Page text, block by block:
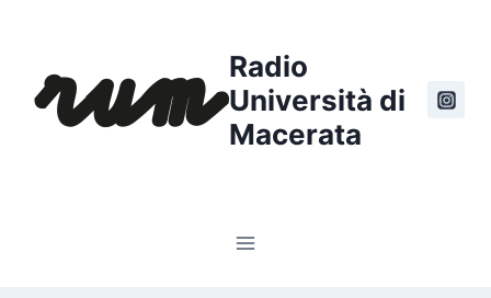
contenuto
Radio
Università di
Macerata